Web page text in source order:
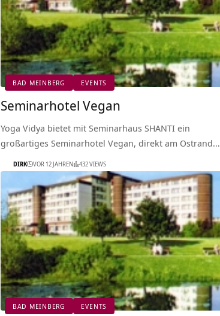
BAD MEINBERG EVENTS
Seminarhotel Vegan
Yoga Vidya bietet mit Seminarhaus SHANTI ein
großartiges Seminarhotel Vegan, direkt am Ostrand…
DIRK VOR 12 JAHREN 432 VIEWS
BAD MEINBERG EVENTS